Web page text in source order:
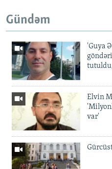
Gündəm
'Guya
Elvin
var'